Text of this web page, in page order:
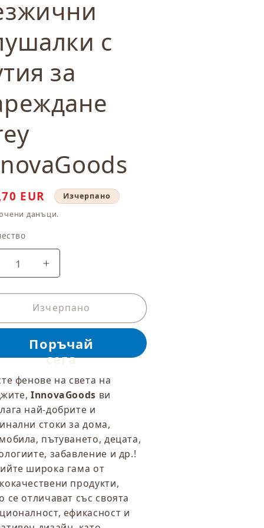
с
за
EUR
Изчерпано
данъци.
Увеличаване
на
количеството
за
Безжични
с
Кутия
Зареждане
Grey
InnovaGoods
Изчерпано
фенове на света на
InnovaGoods ви
най-добрите и
стоки за дома,
пътуването, децата,
забавление и др.!
широка гама от
продукти,
се отличават със своята
ефикасност и